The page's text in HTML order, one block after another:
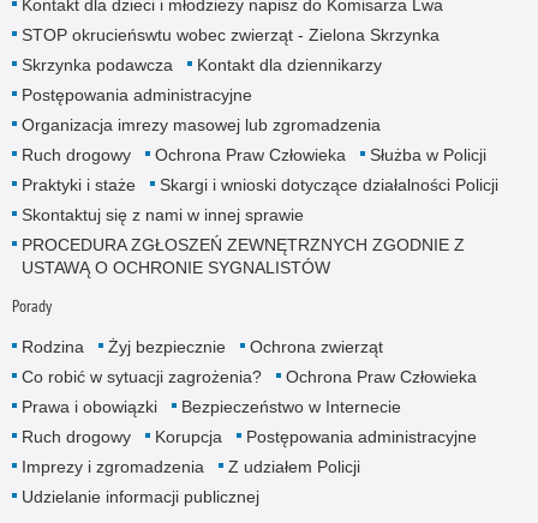
Kontakt dla dzieci i młodzieży napisz do Komisarza Lwa
STOP okrucieńswtu wobec zwierząt - Zielona Skrzynka
Skrzynka podawcza
Kontakt dla dziennikarzy
Postępowania administracyjne
Organizacja imrezy masowej lub zgromadzenia
Ruch drogowy
Ochrona Praw Człowieka
Służba w Policji
Praktyki i staże
Skargi i wnioski dotyczące działalności Policji
Skontaktuj się z nami w innej sprawie
PROCEDURA ZGŁOSZEŃ ZEWNĘTRZNYCH ZGODNIE Z
USTAWĄ O OCHRONIE SYGNALISTÓW
Porady
Rodzina Żyj bezpiecznie
Ochrona zwierząt
Co robić w sytuacji zagrożenia?
Ochrona Praw Człowieka
Prawa i obowiązki
Bezpieczeństwo w Internecie
Ruch drogowy
Korupcja
Postępowania administracyjne
Imprezy i zgromadzenia
Z udziałem Policji
Udzielanie informacji publicznej